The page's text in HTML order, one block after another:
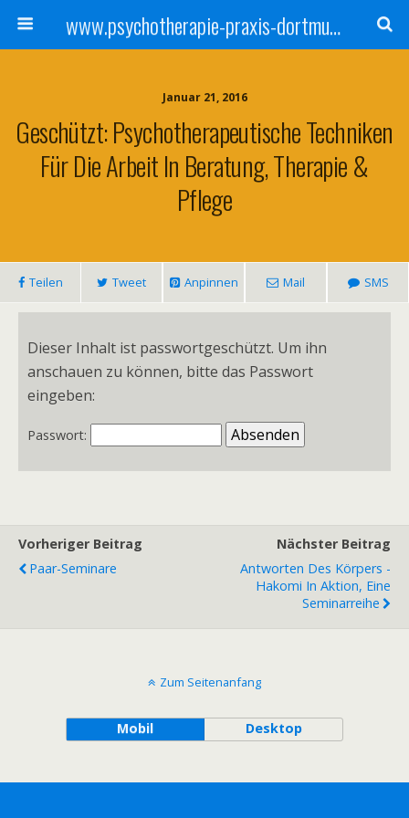
www.psychotherapie-praxis-dortmund.de
Januar 21, 2016
Geschützt: Psychotherapeutische Techniken
Für Die Arbeit In Beratung, Therapie &
Pflege
Teilen Tweet Anpinnen Mail SMS
Dieser Inhalt ist passwortgeschützt. Um ihn
anschauen zu können, bitte das Passwort
eingeben:
Passwort:
Vorheriger Beitrag
Paar-Seminare
Nächster Beitrag
Antworten Des Körpers -
Hakomi In Aktion, Eine
Seminarreihe
Zum Seitenanfang
Mobil Desktop